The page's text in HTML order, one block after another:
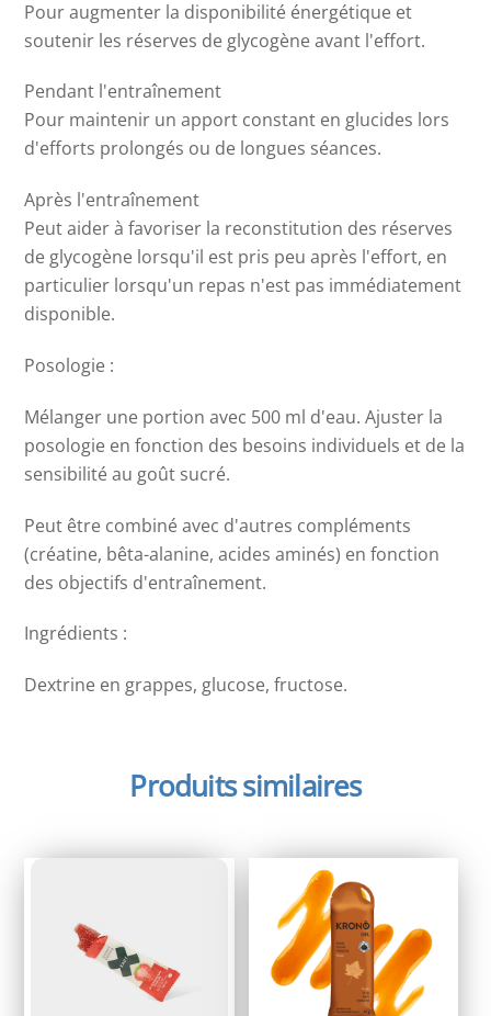
Pour augmenter la disponibilité énergétique et
soutenir les réserves de glycogène avant l'effort.
Pendant l'entraînement
Pour maintenir un apport constant en glucides lors
d'efforts prolongés ou de longues séances.
Après l'entraînement
Peut aider à favoriser la reconstitution des réserves
de glycogène lorsqu'il est pris peu après l'effort, en
particulier lorsqu'un repas n'est pas immédiatement
disponible.
Posologie :
Mélanger une portion avec 500 ml d'eau. Ajuster la
posologie en fonction des besoins individuels et de la
sensibilité au goût sucré.
Peut être combiné avec d'autres compléments
(créatine, bêta-alanine, acides aminés) en fonction
des objectifs d'entraînement.
Ingrédients :
Dextrine en grappes, glucose, fructose.
Produits similaires